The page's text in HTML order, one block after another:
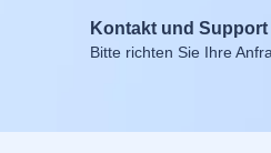
Kontakt und Support
Bitte richten Sie Ihre